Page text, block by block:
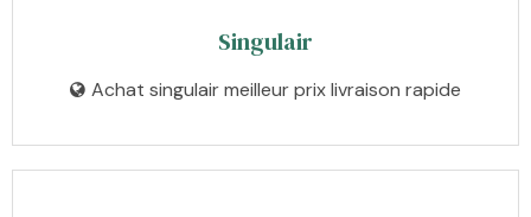
Singulair
Achat singulair meilleur prix livraison rapide